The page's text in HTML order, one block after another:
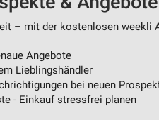
– mit der kostenlosen weekli
Angebote
Lieblingshändler
bei neuen
- Einkauf stressfrei planen